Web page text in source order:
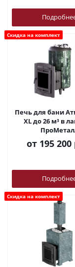
Скидка на комплект
Печь для бани
XL до 26 м³ в
от 195 200
Скидка на комплект